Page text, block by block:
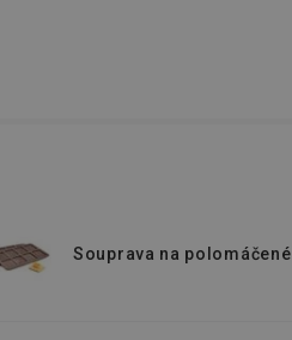
Souprava na polomáčené